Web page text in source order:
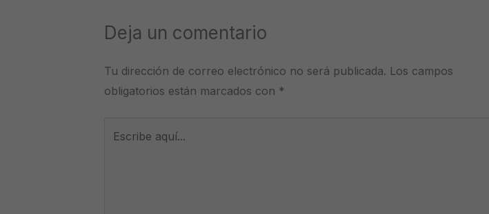
Deja un comentario
Tu dirección de correo electrónico no será publicada. Los campos
obligatorios están marcados con *